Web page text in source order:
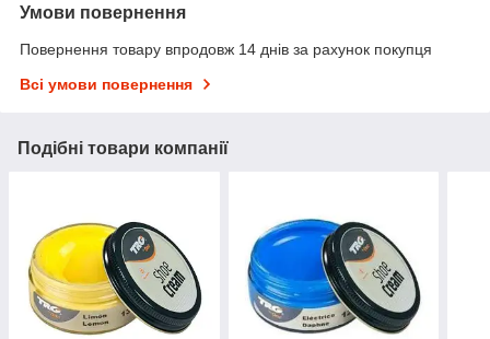
Умови повернення
Повернення товару впродовж 14 днів за рахунок покупця
Всі умови повернення
Подібні товари компанії